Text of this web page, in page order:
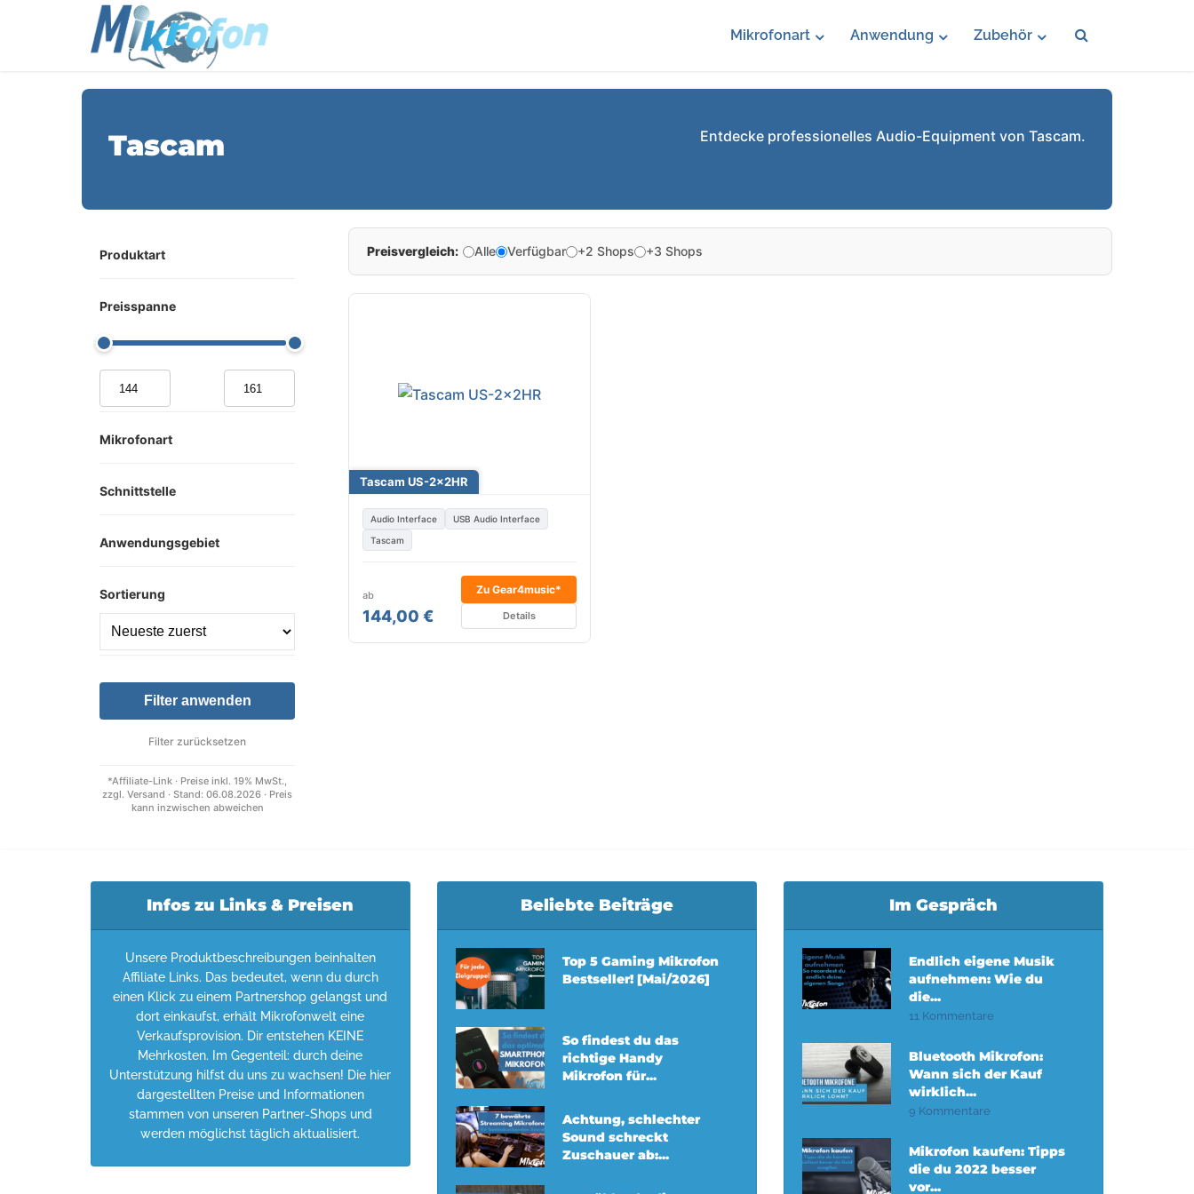
Mikrofonart Anwendung Zubehör
Tascam Entdecke professionelles Audio-Equipment von Tascam.
Produktart
Preisspanne
Mikrofonart
Schnittstelle
Anwendungsgebiet
Sortierung
Filter anwenden
Filter zurücksetzen
*Affiliate-Link · Preise inkl. 19% MwSt.,
zzgl. Versand · Stand: 06.08.2026 · Preis
kann inzwischen abweichen
Preisvergleich: Alle Verfügbar +2 Shops +3 Shops
Tascam US-2x2HR
Audio Interface
USB Audio Interface
Tascam
ab
144,00 €
Zu Gear4music*
Details
Infos zu Links & Preisen
Unsere Produktbeschreibungen beinhalten
Affiliate Links. Das bedeutet, wenn du durch
einen Klick zu einem Partnershop gelangst und
dort einkaufst, erhält Mikrofonwelt eine
Verkaufsprovision. Dir entstehen KEINE
Mehrkosten. Im Gegenteil: durch deine
Unterstützung hilfst du uns zu wachsen! Die hier
dargestellten Preise und Informationen
stammen von unseren Partner-Shops und
werden möglichst täglich aktualisiert.
Beliebte Beiträge
Top 5 Gaming Mikrofon
Bestseller! [Mai/2026]
So findest du das
richtige Handy
Mikrofon für...
Achtung, schlechter
Sound schreckt
Zuschauer ab:...
Im Gespräch
Endlich eigene Musik
aufnehmen: Wie du
die...
11 Kommentare
Bluetooth Mikrofon:
Wann sich der Kauf
wirklich...
9 Kommentare
Mikrofon kaufen: Tipps
die du 2022 besser
vor...